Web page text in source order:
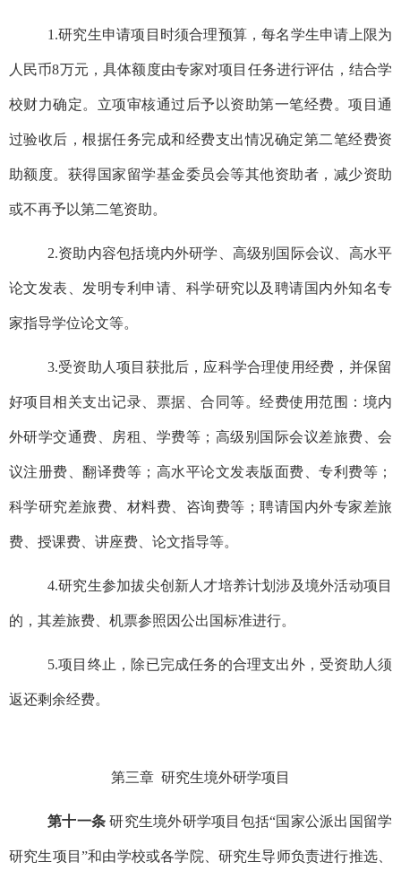
1.研究生申请项目时须合理预算，每名学生申请上限为
人民币8万元，具体额度由专家对项目任务进行评估，结合学
校财力确定。立项审核通过后予以资助第一笔经费。项目通
过验收后，根据任务完成和经费支出情况确定第二笔经费资
助额度。获得国家留学基金委员会等其他资助者，减少资助
或不再予以第二笔资助。
2.资助内容包括境内外研学、高级别国际会议、高水平
论文发表、发明专利申请、科学研究以及聘请国内外知名专
家指导学位论文等。
3.受资助人项目获批后，应科学合理使用经费，并保留
好项目相关支出记录、票据、合同等。经费使用范围：境内
外研学交通费、房租、学费等；高级别国际会议差旅费、会
议注册费、翻译费等；高水平论文发表版面费、专利费等；
科学研究差旅费、材料费、咨询费等；聘请国内外专家差旅
费、授课费、讲座费、论文指导等。
4.研究生参加拔尖创新人才培养计划涉及境外活动项目
的，其差旅费、机票参照因公出国标准进行。
5.项目终止，除已完成任务的合理支出外，受资助人须
返还剩余经费。
第三章 研究生境外研学项目
第十一条 研究生境外研学项目包括“国家公派出国留学
研究生项目”和由学校或各学院、研究生导师负责进行推选、